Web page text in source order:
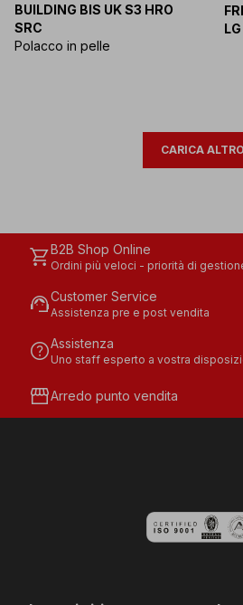
BUILDING BIS UK S3 HRO
SRC
Polacco in pelle
CARICA ALTRO
shopping_cartB2B Shop Online
Ordini più veloci - priorità di
support_agentCustomer Service
Assistenza pre e post vendita
helpAssistenza
Uno staff esperto a vostra
storefrontArredo punto vendita